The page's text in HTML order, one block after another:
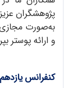
پژوهشگران
به‌صورت مجازی
و ارائه پوستر
کنفرانس